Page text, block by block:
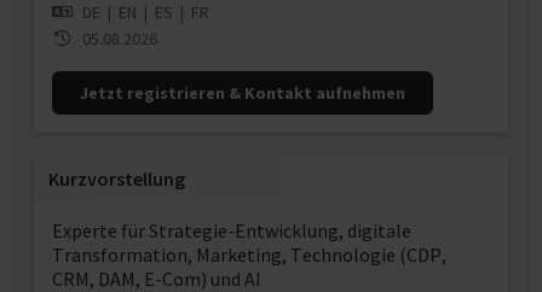
DE | EN | ES | FR
05.08.2026
Jetzt registrieren & Kontakt aufnehmen
Kurzvorstellung
Experte für Strategie-Entwicklung, digitale
Transformation, Marketing, Technologie (CDP,
CRM, DAM, E-Com) und AI